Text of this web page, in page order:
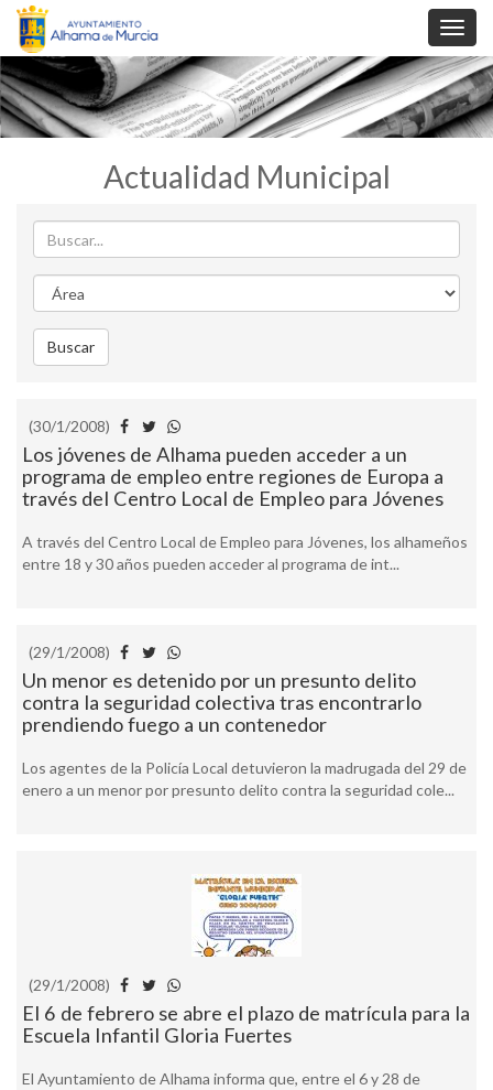
Actualidad Municipal
Buscar
Area
Buscar
(30/1/2008)
Los jóvenes de Alhama pueden acceder a un
programa de empleo entre regiones de Europa a
través del Centro Local de Empleo para Jóvenes
A través del Centro Local de Empleo para Jóvenes, los alhameños
entre 18 y 30 años pueden acceder al programa de int...
(29/1/2008)
Un menor es detenido por un presunto delito
contra la seguridad colectiva tras encontrarlo
prendiendo fuego a un contenedor
Los agentes de la Policía Local detuvieron la madrugada del 29 de
enero a un menor por presunto delito contra la seguridad cole...
(29/1/2008)
El 6 de febrero se abre el plazo de matrícula para la
Escuela Infantil Gloria Fuertes
El Ayuntamiento de Alhama informa que, entre el 6 y 28 de